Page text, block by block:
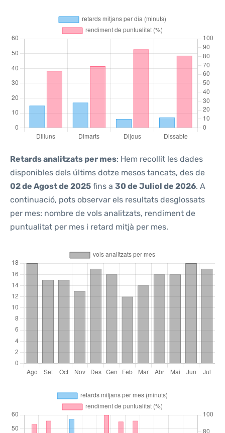
Retards analitzats per mes: Hem recollit les dades
disponibles dels últims dotze mesos tancats, des de
02 de Agost de 2025 fins a 30 de Juliol de 2026. A
continuació, pots observar els resultats desglossats
per mes: nombre de vols analitzats, rendiment de
puntualitat per mes i retard mitjà per mes.